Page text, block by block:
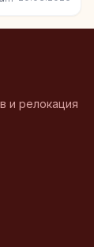
и релокация